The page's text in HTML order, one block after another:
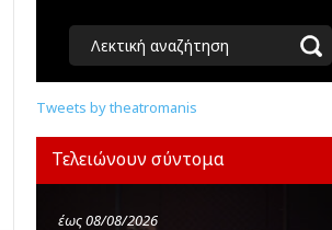
Λεκτική αναζήτηση
Tweets by theatromanis
Τελειώνουν σύντομα
έως 08/08/2026